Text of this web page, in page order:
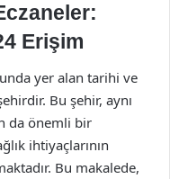
Erişim
yer alan tarihi ve
Bu şehir, aynı
da önemli bir
ihtiyaçlarının
Bu makalede,